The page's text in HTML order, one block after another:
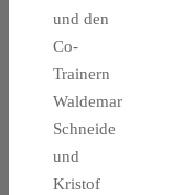
und den
Co-
Trainern
Waldemar
Schneide
und
Kristof